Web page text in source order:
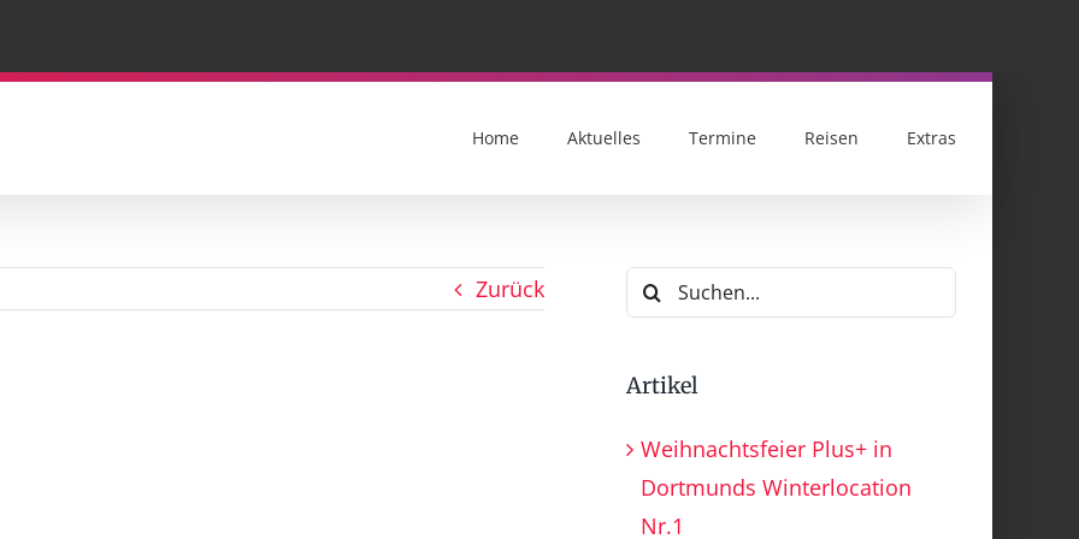
Home Aktuelles Termine Reisen Extras
Zurück
Suche
nach:
Artikel
Weihnachtsfeier Plus+ in
Dortmunds Winterlocation
Nr.1